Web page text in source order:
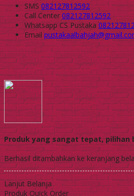
SMS082127812592
Call Center082127812592
WhatsappCS Pustaka
Email
Produk yang sangat tepat, pilihan
Berhasil ditambahkan ke keranjang
Lanjut Belanja
Produk Quick Order